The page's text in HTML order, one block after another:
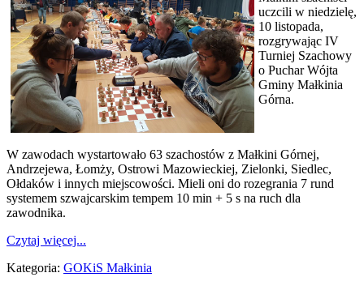
uczcili w niedzielę,
10 listopada,
rozgrywając IV
Turniej Szachowy
o Puchar Wójta
Gminy Małkinia
Górna.
W zawodach wystartowało 63 szachostów z Małkini Górnej,
Andrzejewa, Łomży, Ostrowi Mazowieckiej, Zielonki, Siedlec,
Ołdaków i innych miejscowości. Mieli oni do rozegrania 7 rund
systemem szwajcarskim tempem 10 min + 5 s na ruch dla
zawodnika.
Czytaj więcej...
Kategoria: GOKiS Małkinia